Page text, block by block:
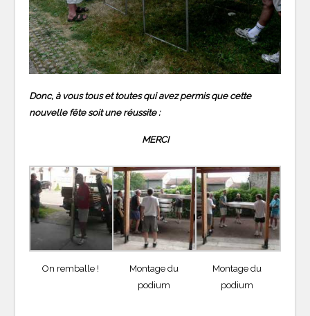
Donc, à vous tous et toutes qui avez permis que cette
nouvelle fête soit une réussite :
MERCI
On remballe !
Montage du
podium
Montage du
podium